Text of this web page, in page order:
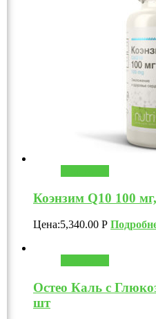
Коэнзим Q10 100
Цена:5,340.00 Р
Остео Каль с
шт